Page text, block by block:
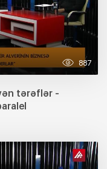
887
tərəflər -